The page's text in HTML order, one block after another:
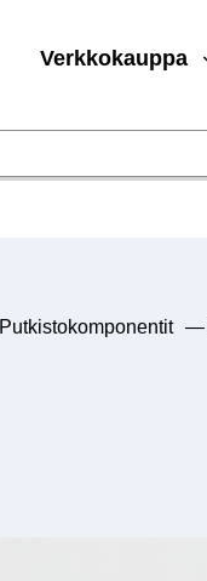
Verkkokauppa
Putkistokomponentit —